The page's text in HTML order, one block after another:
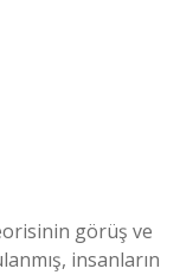
görüş ve
insanların